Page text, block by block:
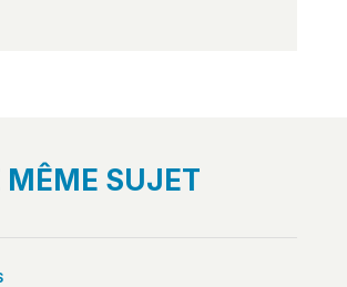
MÊME SUJET